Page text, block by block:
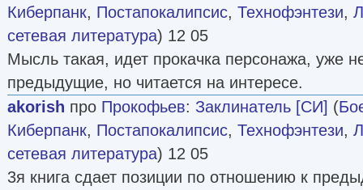
Киберпанк, Постапокалипсис, Технофэнтези,
сетевая литература) 12 05
Мысль такая, идет прокачка персонажа, уже
предыдущие, но читается на интересе.
akorish про Прокофьев: Заклинатель [СИ] (
Киберпанк, Постапокалипсис, Технофэнтези,
сетевая литература) 12 05
3я книга сдает позиции по отношению к